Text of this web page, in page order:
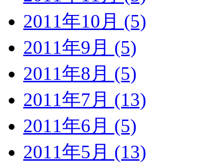
2011年10月 (5)
2011年9月 (5)
2011年8月 (5)
2011年7月 (13)
2011年6月 (5)
2011年5月 (13)